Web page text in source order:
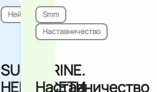
Нейросети
SUBMARINE.
НЕЙРОСЕТИ
Smm
Наставничество
Наставничество